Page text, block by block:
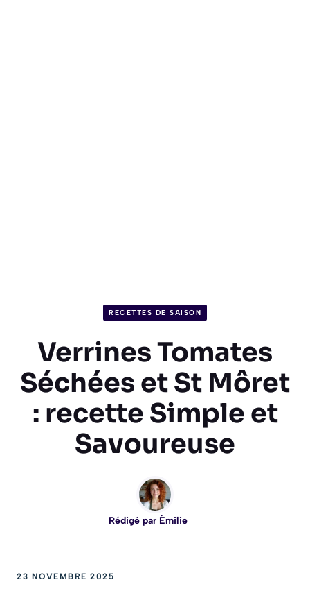
RECETTES DE SAISON
Verrines Tomates
Séchées et St Môret
: recette Simple et
Savoureuse
Rédigé par Émilie
23 NOVEMBRE 2025